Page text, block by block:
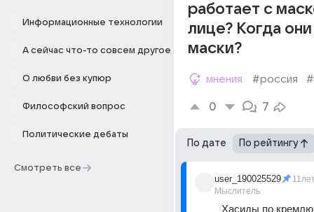
Информационные технологии
А сейчас что-то совсем другое
О любви без купюр
Философский вопрос
Политические дебаты
Смотреть все
работает с
лице? Когда
маски?
мнения #россия
0 7
По дате По рейтингу
user_190025529
Мыслитель
Хасиды по кремлю